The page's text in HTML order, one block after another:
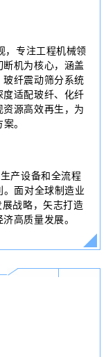
，专注工程机械领
机为核心，涵盖
纤震动筛分系统
度适配玻纤、化纤
源高效再生，为
。
产设备和全流程
。面对全球制造业
战略，矢志打造
高质量发展。